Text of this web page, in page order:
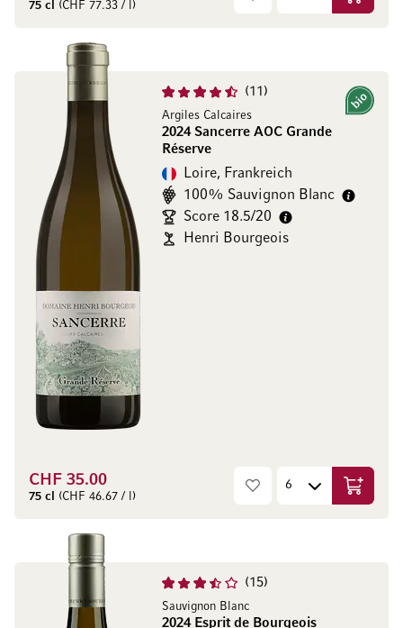
75 cl (CHF 77.33 / l)
11
Argiles Calcaires
2024 Sancerre AOC Grande
Réserve
Bio
Loire, Frankreich
100% Sauvignon Blanc
Score 18.5/20
Henri Bourgeois
CHF 35.00
75 cl (CHF 46.67 / l) In den
15
Sauvignon Blanc
2024 Esprit de Bourgeois